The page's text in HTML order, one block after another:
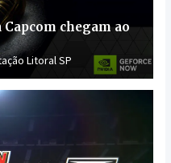
chegam ao
Litoral SP